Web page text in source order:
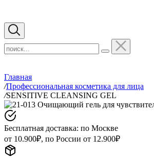
Главная
/Профессиональная косметика для лица
/SENSITIVE CLEANSING GEL
Бесплатная доставка: по Москве
от 10.900₽, по России от 12.900₽